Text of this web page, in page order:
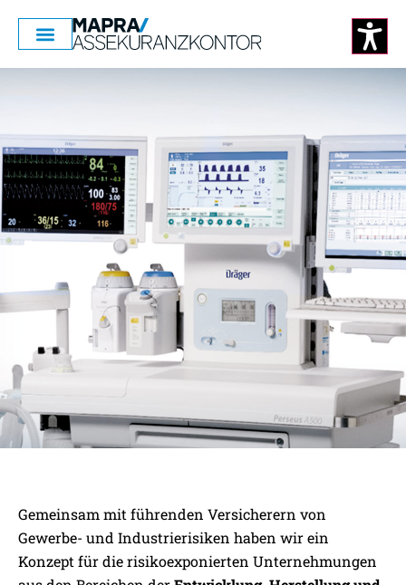
UNSERE SPEZIALITÄT:
KONZEPTE FÜR HERSTELLER
MEDIZINISCHER GERÄTE
Gemeinsam mit führenden Versicherern von
Gewerbe- und Industrierisiken haben wir ein
Konzept für die risikoexponierten Unternehmungen